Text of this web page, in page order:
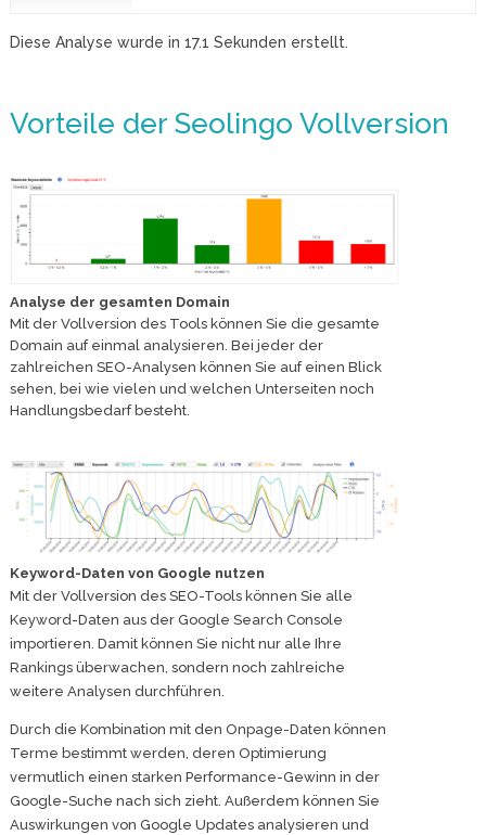
Diese Analyse wurde in 17.1 Sekunden erstellt.
Vorteile der Seolingo Vollversion
Analyse der gesamten Domain
Mit der Vollversion des Tools können Sie die gesamte
Domain auf einmal analysieren. Bei jeder der
zahlreichen SEO-Analysen können Sie auf einen Blick
sehen, bei wie vielen und welchen Unterseiten noch
Handlungsbedarf besteht.
Keyword-Daten von Google nutzen
Mit der Vollversion des SEO-Tools können Sie alle
Keyword-Daten aus der Google Search Console
importieren. Damit können Sie nicht nur alle Ihre
Rankings überwachen, sondern noch zahlreiche
weitere Analysen durchführen.
Durch die Kombination mit den Onpage-Daten können
Terme bestimmt werden, deren Optimierung
vermutlich einen starken Performance-Gewinn in der
Google-Suche nach sich zieht. Außerdem können Sie
Auswirkungen von Google Updates analysieren und